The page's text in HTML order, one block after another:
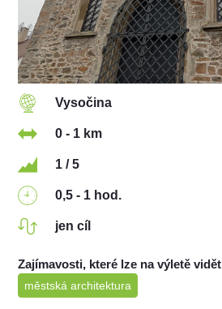
Vysočina
0 - 1 km
1 / 5
0,5 - 1 hod.
jen cíl
Zajímavosti, které lze na výletě vidět
městská architektura